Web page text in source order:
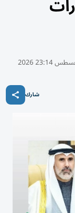
شارك